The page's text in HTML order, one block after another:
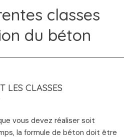
classes
du béton
LES CLASSES
vous devez réaliser soit
la formule de béton doit être